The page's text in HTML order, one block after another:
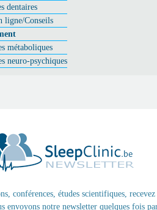
dentaires
ligne/Conseils
métaboliques
neuro-psychiques
conférences, études scientifiques,
envoyons notre newsletter quelques fois